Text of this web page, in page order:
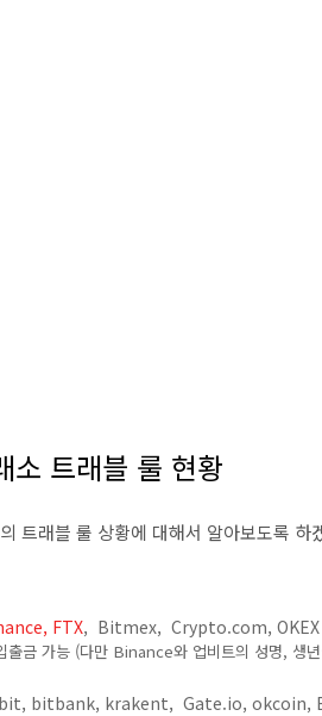
소 트래블 룰 현황
트래블 룰 상황에 대해서 알아보도록
FTX, Bitmex, Crypto.com, OKEX
금 가능 (다만 Binance와 업비트의 성명, 생
bitbank, krakent, Gate.io, okcoin,